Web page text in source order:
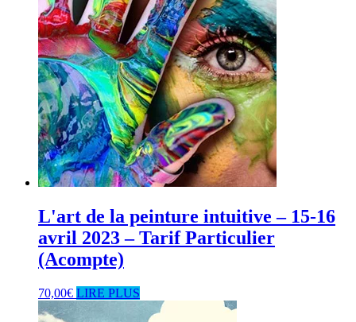
L'art de la peinture intuitive – 15-16
avril 2023 – Tarif Particulier
(Acompte)
70,00€ LIRE PLUS